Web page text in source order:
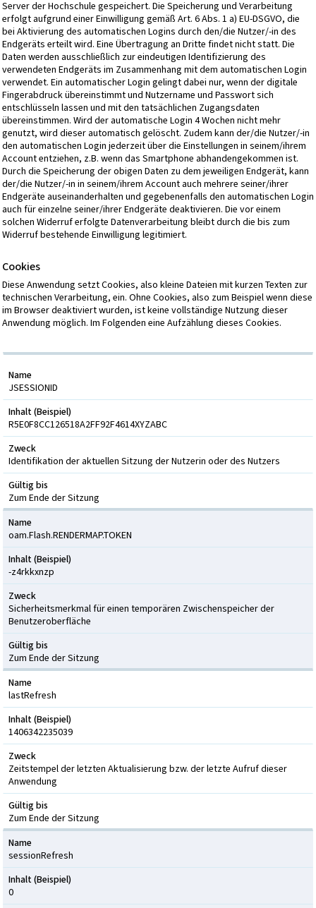
Server der Hochschule gespeichert. Die Speicherung und Verarbeitung
erfolgt aufgrund einer Einwilligung gemäß Art. 6 Abs. 1 a) EU-DSGVO, die
bei Aktivierung des automatischen Logins durch den/die Nutzer/-in des
Endgeräts erteilt wird. Eine Übertragung an Dritte findet nicht statt. Die
Daten werden ausschließlich zur eindeutigen Identifizierung des
verwendeten Endgeräts im Zusammenhang mit dem automatischen Login
verwendet. Ein automatischer Login gelingt dabei nur, wenn der digitale
Fingerabdruck übereinstimmt und Nutzername und Passwort sich
entschlüsseln lassen und mit den tatsächlichen Zugangsdaten
übereinstimmen. Wird der automatische Login 4 Wochen nicht mehr
genutzt, wird dieser automatisch gelöscht. Zudem kann der/die Nutzer/-in
den automatischen Login jederzeit über die Einstellungen in seinem/ihrem
Account entziehen, z.B. wenn das Smartphone abhandengekommen ist.
Durch die Speicherung der obigen Daten zu dem jeweiligen Endgerät, kann
der/die Nutzer/-in in seinem/ihrem Account auch mehrere seiner/ihrer
Endgeräte auseinanderhalten und gegebenenfalls den automatischen Login
auch für einzelne seiner/ihrer Endgeräte deaktivieren. Die vor einem
solchen Widerruf erfolgte Datenverarbeitung bleibt durch die bis zum
Widerruf bestehende Einwilligung legitimiert.
Cookies
Diese Anwendung setzt Cookies, also kleine Dateien mit kurzen Texten zur
technischen Verarbeitung, ein. Ohne Cookies, also zum Beispiel wenn diese
im Browser deaktiviert wurden, ist keine vollständige Nutzung dieser
Anwendung möglich. Im Folgenden eine Aufzählung dieses Cookies.
Name
JSESSIONID
Inhalt (Beispiel)
R5E0F8CC126518A2FF92F4614XYZABC
Zweck
Identifikation der aktuellen Sitzung der Nutzerin oder des Nutzers
Gültig bis
Zum Ende der Sitzung
Name
oam.Flash.RENDERMAP.TOKEN
Inhalt (Beispiel)
-z4rkkxnzp
Zweck
Sicherheitsmerkmal für einen temporären Zwischenspeicher der
Benutzeroberfläche
Gültig bis
Zum Ende der Sitzung
Name
lastRefresh
Inhalt (Beispiel)
1406342235039
Zweck
Zeitstempel der letzten Aktualisierung bzw. der letzte Aufruf dieser
Anwendung
Gültig bis
Zum Ende der Sitzung
Name
sessionRefresh
Inhalt (Beispiel)
0